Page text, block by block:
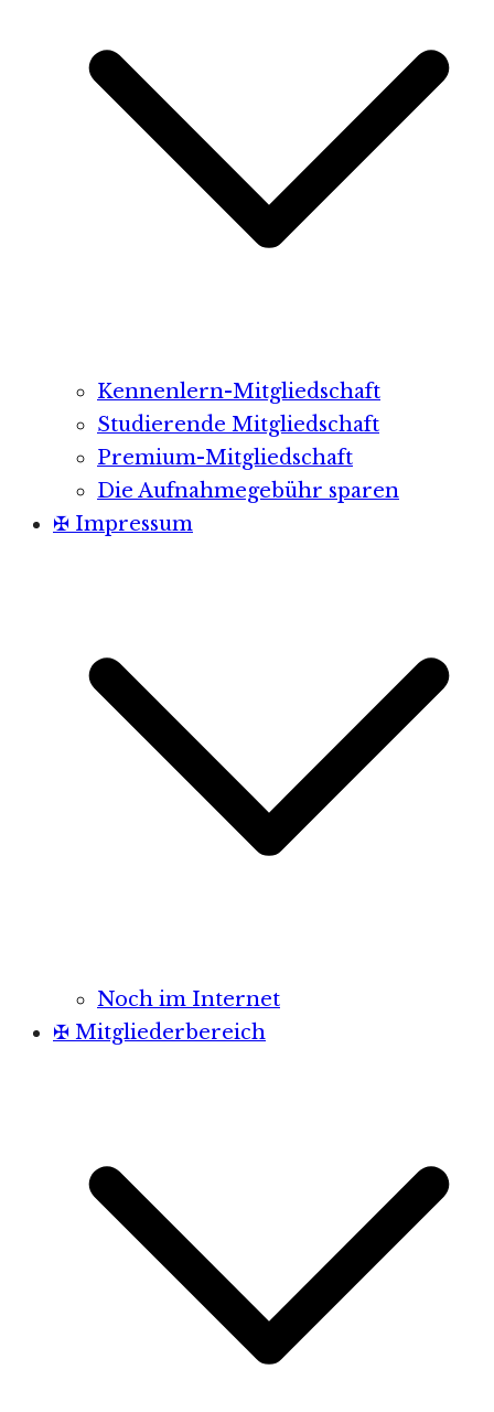
Kennenlern-Mitgliedschaft
Studierende Mitgliedschaft
Premium-Mitgliedschaft
Die Aufnahmegebühr sparen
✠ Impressum
Noch im Internet
✠ Mitgliederbereich